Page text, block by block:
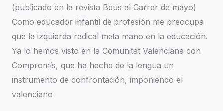
(publicado en la revista Bous al Carrer de mayo)
Como educador infantil de profesión me preocupa
que la izquierda radical meta mano en la educación.
Ya lo hemos visto en la Comunitat Valenciana con
Compromís, que ha hecho de la lengua un
instrumento de confrontación, imponiendo el
valenciano
A
LOS
TOROS